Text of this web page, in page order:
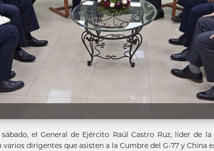
el General de Ejército Raúl Castro Ruz, líder de la
dirigentes que asisten a la Cumbre del G-77 y China